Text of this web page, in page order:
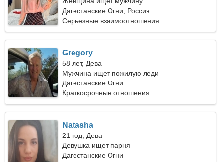
Дагестанские Огни, Россия
Серьезные взаимоотношения
Gregory
58 лет, Дева
Мужчина ищет пожилую леди
Дагестанские Огни
Краткосрочные отношения
Natasha
21 год, Дева
Девушка ищет парня
Дагестанские Огни